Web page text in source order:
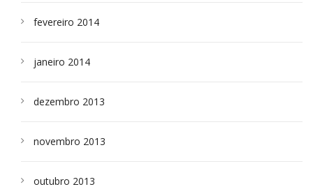
fevereiro 2014
janeiro 2014
dezembro 2013
novembro 2013
outubro 2013